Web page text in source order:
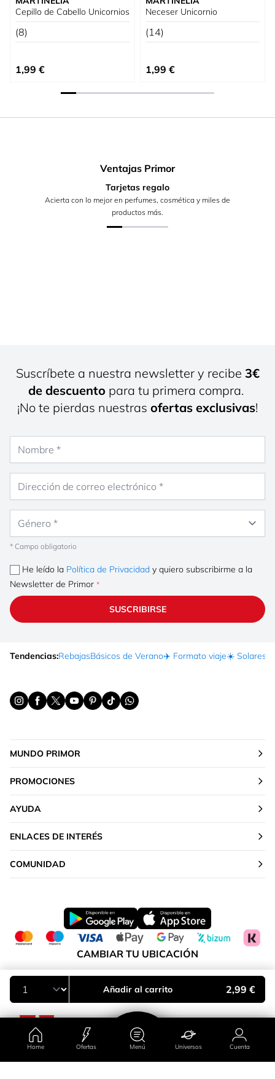
Home Ofertas Menú Universos Cuenta
Añadir al carrito 2,99 €
Cepillo de Cabello Unicornios
(8)
1,99 €
Neceser Unicornio
(14)
1,99 €
Ventajas Primor
Tarjetas regalo
Acierta con lo mejor en perfumes, cosmética y miles de
productos más.
Suscríbete a nuestra newsletter y recibe 3€
de descuento para tu primera compra.
¡No te pierdas nuestras ofertas exclusivas!
* Campo obligatorio
He leído la Política de Privacidad y quiero subscribirme a la
Newsletter de Primor
SUSCRIBIRSE
Tendencias:RebajasBásicos de Verano✈️ Formato viaje☀️ Solares
MUNDO PRIMOR
PROMOCIONES
AYUDA
ENLACES DE INTERÉS
COMUNIDAD
CAMBIAR TU UBICACIÓN
Península y Baleares